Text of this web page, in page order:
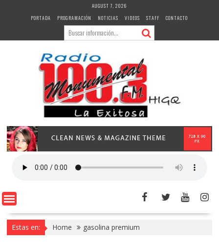
AUGUST 7, 2026
PORTADA
PROGRAMACIÓN NOTICIAS VIDEOS STAFF CONTACTO
Estas en: Home gasolina premium